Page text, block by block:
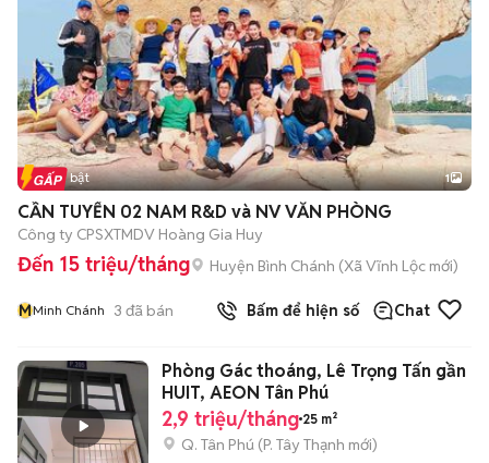
Tin nổi bật 1
CẦN TUYỂN 02 NAM R&D và NV VĂN PHÒNG
Công ty CPSXTMDV Hoàng Gia Huy
Đến 15 triệu/tháng Huyện Bình Chánh (Xã Vĩnh Lộc mới)
MMinh Chánh 3 đã bán Bấm để hiện số Chat
Phòng Gác thoáng, Lê Trọng Tấn gần
HUIT, AEON Tân Phú
2,9 triệu/tháng 25 m²
Q. Tân Phú (P. Tây Thạnh mới)